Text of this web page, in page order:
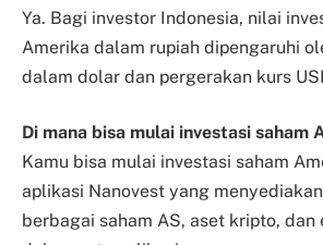
Ya. Bagi investor Indonesia, nilai
Amerika dalam rupiah dipengaruhi
dalam dolar dan pergerakan kurs
Di mana bisa mulai investasi saham
Kamu bisa mulai investasi saham
aplikasi Nanovest yang
berbagai saham AS, aset kripto, dan